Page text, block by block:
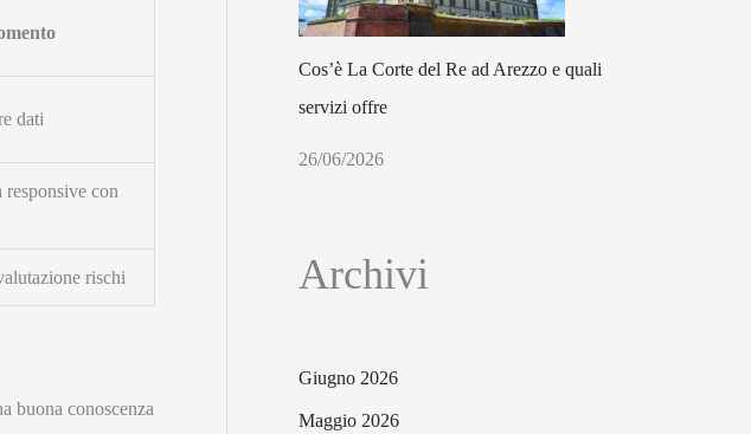
dati
con
rischi
buona conoscenza
Cos’è La Corte del Re ad Arezzo e quali
servizi offre
26/06/2026
Archivi
Giugno 2026
Maggio 2026